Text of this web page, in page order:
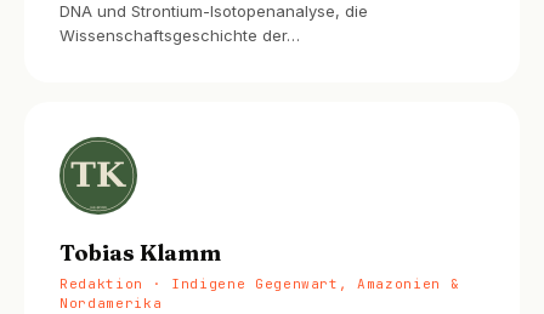
DNA und Strontium-Isotopenanalyse, die
Wissenschaftsgeschichte der…
Tobias Klamm
Redaktion · Indigene Gegenwart, Amazonien &
Nordamerika